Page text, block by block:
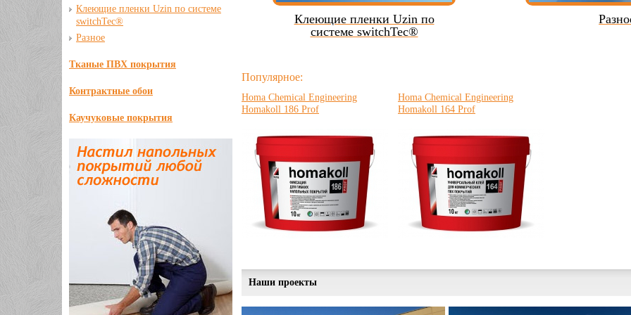
Клеющие пленки Uzin по системе
switchTec®
Разное
Тканые ПВХ покрытия
Контрактные обои
Каучуковые покрытия
Клеющие пленки Uzin по
системе switchTec®
Популярное:
Homa Chemical Engineering
Homakoll 186 Prof
Homa Chemical Engineering
Homakoll 164 Prof
Наши проекты